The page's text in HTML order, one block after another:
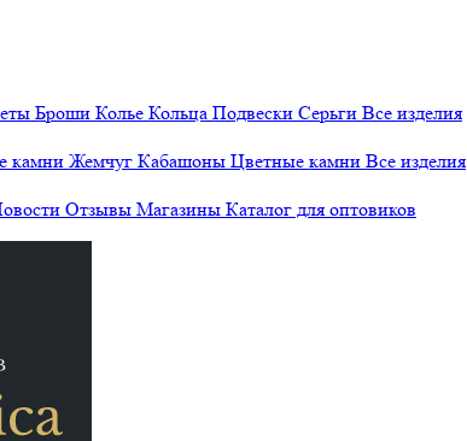
Броши Колье Кольца Подвески Серьги Все изделия
камни Жемчуг Кабашоны Цветные камни Все изделия
Отзывы Магазины Каталог для оптовиков